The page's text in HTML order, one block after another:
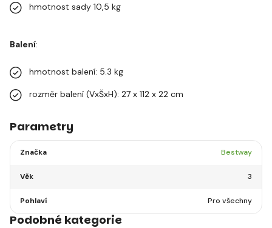
hmotnost sady 10,5 kg
Balení:
hmotnost balení: 5.3 kg
rozměr balení (VxŠxH): 27 x 112 x 22 cm
Parametry
Značka Bestway
Věk 3
Pohlaví Pro všechny
Podobné kategorie